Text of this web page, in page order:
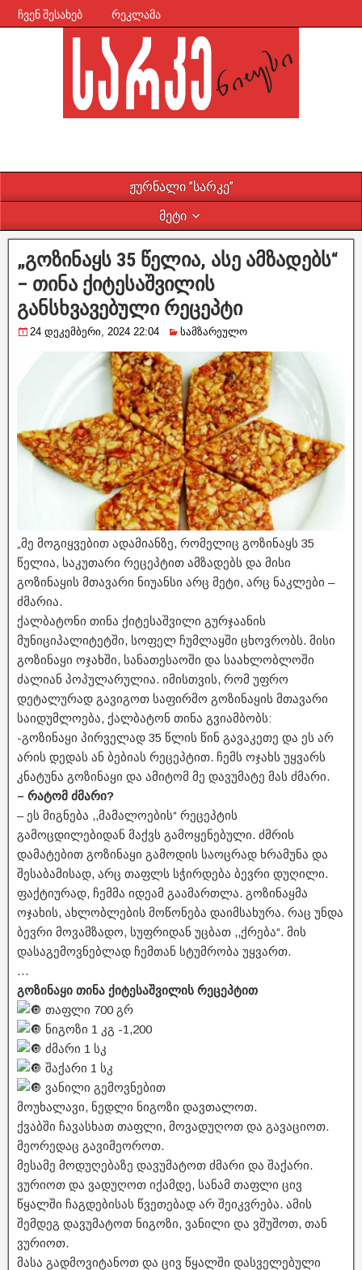
ჩვენ შესახებ რეკლამა
ჟურნალი ”სარკე”
მეტი
„გოზინაყს 35 წელია, ასე ამზადებს“
– თინა ქიტესაშვილის
განსხვავებული რეცეპტი
24 დეკემბერი, 2024 22:04 სამზარეულო
„მე მოგიყვებით ადამიანზე, რომელიც გოზინაყს 35
წელია, საკუთარი რეცეპტით ამზადებს და მისი
გოზინაყის მთავარი ნიუანსი არც მეტი, არც ნაკლები –
ძმარია.
ქალბატონი თინა ქიტესაშვილი გურჯაანის
მუნიციპალიტეტში, სოფელ ჩუმლაყში ცხოვრობს. მისი
გოზინაყი ოჯახში, სანათესაოში და საახლობლოში
ძალიან პოპულარულია. იმისთვის, რომ უფრო
დეტალურად გავიგოთ საფირმო გოზინაყის მთავარი
საიდუმლოება, ქალბატონ თინა გვიამბობს:
-გოზინაყი პირველად 35 წლის წინ გავაკეთე და ეს არ
არის დედას ან ბებიას რეცეპტით. ჩემს ოჯახს უყვარს
კნატუნა გოზინაყი და ამიტომ მე დავუმატე მას ძმარი.
– რატომ ძმარი?
– ეს მიგნება ,,მამალოების“ რეცეპტის
გამოცდილებიდან მაქვს გამოყენებული. ძმრის
დამატებით გოზინაყი გამოდის საოცრად ხრამუნა და
შესაბამისად, არც თაფლს სჭირდება ბევრი დუღილი.
ფაქტიურად, ჩემმა იდეამ გაამართლა. გოზინაყმა
ოჯახის, ახლობლების მოწონება დაიმსახურა. რაც უნდა
ბევრი მოვამზადო, სუფრიდან უცბათ ,,ქრება“. მის
დასაგემოვნებლად ჩემთან სტუმრობა უყვართ.
…
გოზინაყი თინა ქიტესაშვილის რეცეპტით
თაფლი 700 გრ
ნიგოზი 1 კგ -1,200
ძმარი 1 სკ
შაქარი 1 სკ
ვანილი გემოვნებით
მოუხალავი, ნედლი ნიგოზი დავთალოთ.
ქვაბში ჩავასხათ თაფლი, მოვადუღოთ და გავაციოთ.
მეორედაც გავიმეოროთ.
მესამე მოდუღებაზე დავუმატოთ ძმარი და შაქარი.
ვურიოთ და ვადუღოთ იქამდე, სანამ თაფლი ცივ
წყალში ჩაგდებისას წვეთებად არ შეიკვრება. ამის
შემდეგ დავუმატოთ ნიგოზი, ვანილი და ვშუშოთ, თან
ვურიოთ.
მასა გადმოვიტანოთ და ცივ წყალში დასველებული